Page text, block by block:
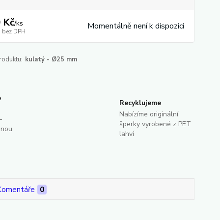
Kč/ks
bez DPH Momentálně není k dispozici
kulatý - Ø25 mm
Recyklujeme
Nabízíme originální
šperky vyrobené z PET
lahví
0